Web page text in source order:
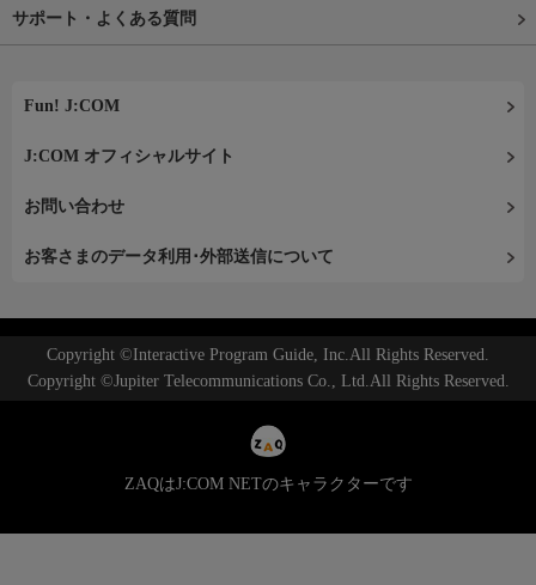
サポート・よくある質問
Fun! J:COM
J:COM オフィシャルサイト
お問い合わせ
お客さまのデータ利用･外部送信について
Copyright ©Interactive Program Guide, Inc.All Rights Reserved.
Copyright ©Jupiter Telecommunications Co., Ltd.All Rights Reserved.
ZAQはJ:COM NETのキャラクターです